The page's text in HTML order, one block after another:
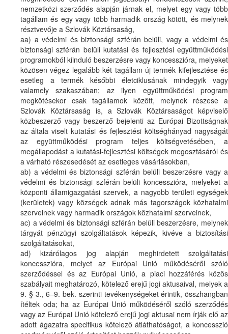
nemzetközi szerződés alapján járnak el, melyet egy vagy több
tagállam és egy vagy több harmadik ország kötött, és melynek
résztvevője a Szlovák Köztársaság,
aa) a védelmi és biztonsági szférán belüli, vagy a védelmi és
biztonsági szférán belüli kutatási és fejlesztési együttműködési
programokból kiinduló beszerzésre vagy koncesszióra, melyeket
közösen végez legalább két tagállam új termék kifejlesztése és
esetleg a termék későbbi életciklusának mindegyik vagy
valamely szakaszában; az ilyen együttműködési program
megkötésekor csak tagállamok között, melynek részese a
Szlovák Köztársaság is, a Szlovák Köztársaságot képviselő
közbeszerző vagy beszerző bejelenti az Európai Bizottságnak
az általa viselt kutatási és fejlesztési költséghányad nagyságát
az együttműködési program teljes költségvetésében, a
megállapodást a kutatási-fejlesztési költségek megosztásáról és
a várható részesedését az esetleges vásárlásokban,
ab) a védelmi és biztonsági szférán belüli beszerzésre vagy a
védelmi és biztonsági szférán belüli koncesszióra, melyeket a
központi államigazgatási szervek, a nagyobb területi egységek
(kerületek) vagy községek adnak más tagországok közhatalmi
szerveinek vagy harmadik országok közhatalmi szerveinek,
ac) a védelmi és biztonsági szférán belüli beszerzésre, melynek
tárgyát pénzügyi szolgáltatások képezik, kivéve a biztosítási
szolgáltatásokat,
ad) kizárólagos jog alapján meghirdetett szolgáltatási
koncesszióra, melyet az Európai Unió működéséről szóló
szerződéssel és az Európai Unió, a piaci hozzáférés közös
szabályait meghatározó, kötelező erejű jogi aktusaival, melyek a
9. § 3., 6–9. bek. szerinti tevékenységeket érintik, összhangban
ítéltek oda; ha az Európai Unió működéséről szóló szerződés
vagy az Európai Unió kötelező erejű jogi aktusai nem írják elő az
adott ágazatra specifikus kötelező átláthatóságot, a koncesszió